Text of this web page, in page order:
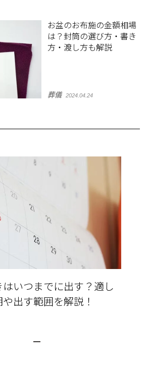
お盆のお布施の金額相場
は？封筒の選び方・書き
方・渡し方も解説
葬儀 2024.04.24
はいつまでに出す？適し
出す範囲を解説！